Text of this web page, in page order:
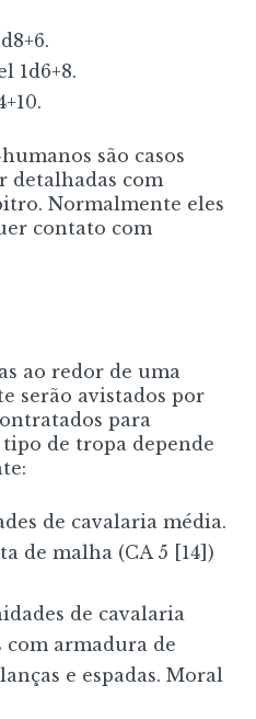
1d6+8.
são casos
detalhadas com
Normalmente eles
contato com
ao redor de uma
serão avistados por
para
de tropa depende
de cavalaria média.
de malha (CA 5
[14] )
de cavalaria
com armadura de
e espadas. Moral